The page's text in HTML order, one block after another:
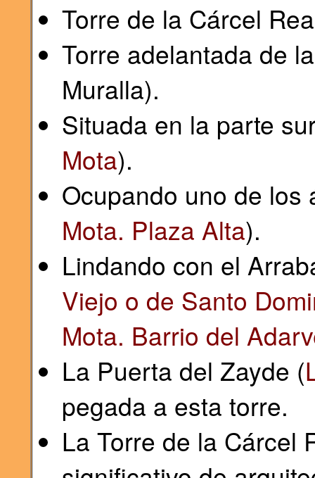
Torre de la Cárcel
Torre adelantada de
Muralla).
Situada en la parte
Mota).
Ocupando uno de los
Mota. Plaza Alta).
Lindando con el
Viejo o de Santo
Mota. Barrio del
La Puerta del Zayde (
pegada a esta torre.
La Torre de la Cárcel